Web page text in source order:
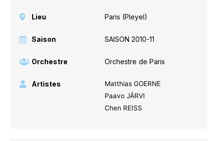
Lieu Paris (Pleyel)
Saison SAISON 2010-11
Orchestre Orchestre de Paris
Artistes
Matthias GOERNE
Paavo JÄRVI
Chen REISS